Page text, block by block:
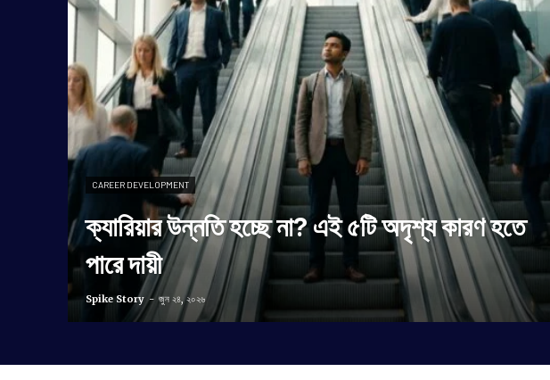
CAREER DEVELOPMENT
ক্যারিয়ার উন্নতি হচ্ছে না? এই ৫টি অদৃশ্য কারণ হতে
পারে দায়ী
Spike Story - জুন ২৪, ২০২৬